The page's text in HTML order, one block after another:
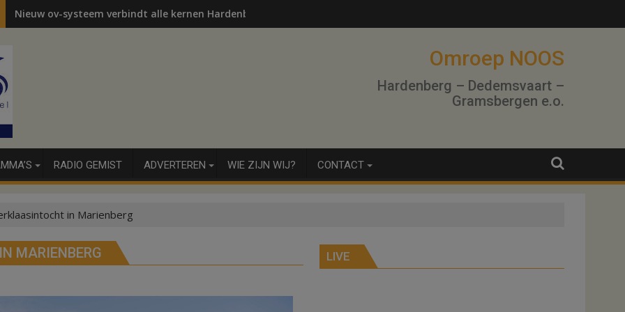
Nieuw ov-systeem verbindt alle kernen Hardenberg
Omroep NOOS
Hardenberg – Dedemsvaart –
Gramsbergen e.o.
RADIO GEMIST ADVERTEREN WIE ZIJN WIJ? CONTACT
in Marienberg
MARIENBERG LIVE